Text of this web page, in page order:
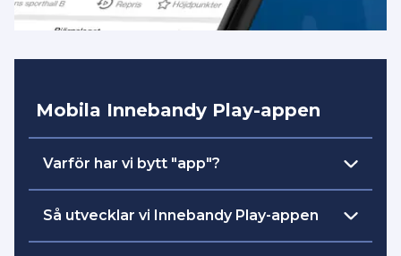
Mobila Innebandy Play-appen
Varför har vi bytt "app"?
Vår intention och målsättning är att
där all streaming och
Så utvecklar vi Innebandy Play-appen